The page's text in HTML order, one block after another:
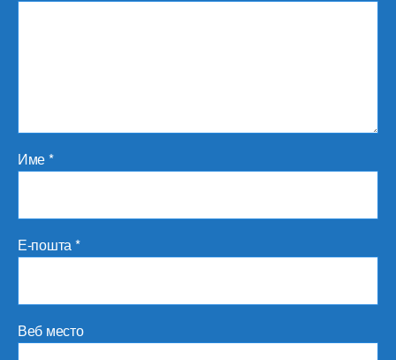
Име*
Е-пошта *
Веб место